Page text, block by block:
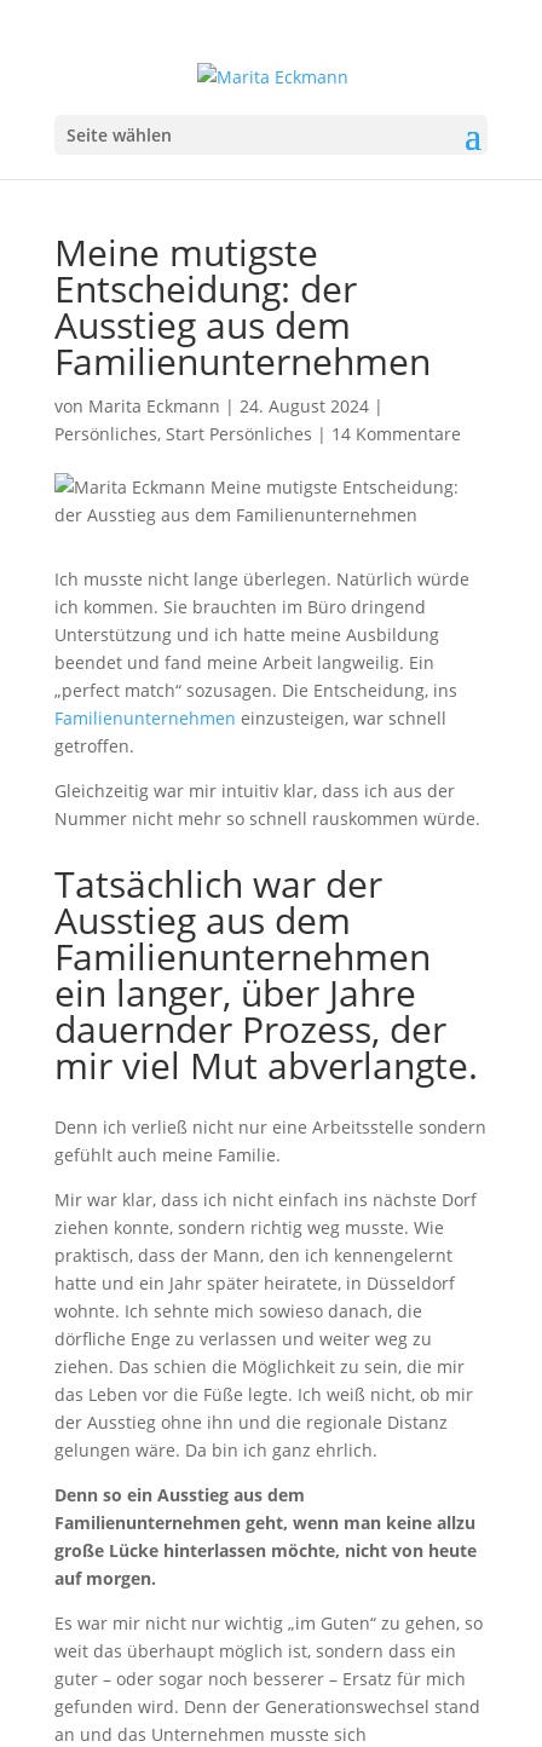
Seite wählen
Meine mutigste
Entscheidung: der
Ausstieg aus dem
Familienunternehmen
von Marita Eckmann | 24. August 2024|
Persönliches, Start Persönliches | 14 Kommentare
Ich musste nicht lange überlegen. Natürlich würde
ich kommen. Sie brauchten im Büro dringend
Unterstützung und ich hatte meine Ausbildung
beendet und fand meine Arbeit langweilig. Ein
„perfect match“ sozusagen. Die Entscheidung, ins
Familienunternehmen einzusteigen, war schnell
getroffen.
Gleichzeitig war mir intuitiv klar, dass ich aus der
Nummer nicht mehr so schnell rauskommen würde.
Tatsächlich war der
Ausstieg aus dem
Familienunternehmen
ein langer, über Jahre
dauernder Prozess, der
mir viel Mut abverlangte.
Denn ich verließ nicht nur eine Arbeitsstelle sondern
gefühlt auch meine Familie.
Mir war klar, dass ich nicht einfach ins nächste Dorf
ziehen konnte, sondern richtig weg musste. Wie
praktisch, dass der Mann, den ich kennengelernt
hatte und ein Jahr später heiratete, in Düsseldorf
wohnte. Ich sehnte mich sowieso danach, die
dörfliche Enge zu verlassen und weiter weg zu
ziehen. Das schien die Möglichkeit zu sein, die mir
das Leben vor die Füße legte. Ich weiß nicht, ob mir
der Ausstieg ohne ihn und die regionale Distanz
gelungen wäre. Da bin ich ganz ehrlich.
Denn so ein Ausstieg aus dem
Familienunternehmen geht, wenn man keine allzu
große Lücke hinterlassen möchte, nicht von heute
auf morgen.
Es war mir nicht nur wichtig „im Guten“ zu gehen, so
weit das überhaupt möglich ist, sondern dass ein
guter – oder sogar noch besserer – Ersatz für mich
gefunden wird. Denn der Generationswechsel stand
an und das Unternehmen musste sich